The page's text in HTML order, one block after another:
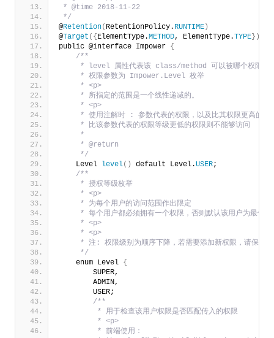
* @time 2018-11-22
*/
@Retention( RetentionPolicy. RUNTIME)
@Target ({ElementType.METHOD, ElementType.TYPE})
public @interface Impower {
/**
* level 属性代表该 class/method 可以被哪个权限所
     * 权限参数为 Impower.Level 枚举
     * <p>
     * 所指定的范围是一个线性递减的。
     * <p>
* 使用注解时 : 参数代表的权限，以及比其权限更高的权
     * 比该参数代表的权限等级更低的权限则不能够访问
     *
     * @return
     */
    Level
level() default Level.USER;
/**
     * 授权等级枚举
     * <p>
     * 为每个用户的访问范围作出限定
* 每个用户都必须拥有一个权限，否则默认该用户为最低的
     * <p>
     * <p>
* 注: 权限级别为顺序下降，若需要添加新权限，请保持
     */
    enum Level
{
        SUPER,
        ADMIN,
        USER;
/**
         * 用于检查该用户权限是否匹配传入的权限
         * <p>
         * 前端使用：